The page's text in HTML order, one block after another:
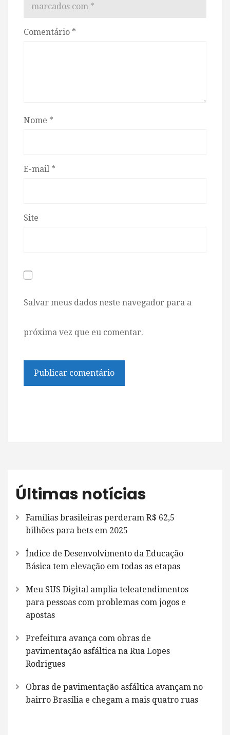
marcados com *
Comentário *
Nome *
E-mail *
Site
Salvar meus dados neste navegador para a
próxima vez que eu comentar.
Últimas notícias
Famílias brasileiras perderam R$ 62,5
bilhões para bets em 2025
Índice de Desenvolvimento da Educação
Básica tem elevação em todas as etapas
Meu SUS Digital amplia teleatendimentos
para pessoas com problemas com jogos e
apostas
Prefeitura avança com obras de
pavimentação asfáltica na Rua Lopes
Rodrigues
Obras de pavimentação asfáltica avançam no
bairro Brasília e chegam a mais quatro ruas